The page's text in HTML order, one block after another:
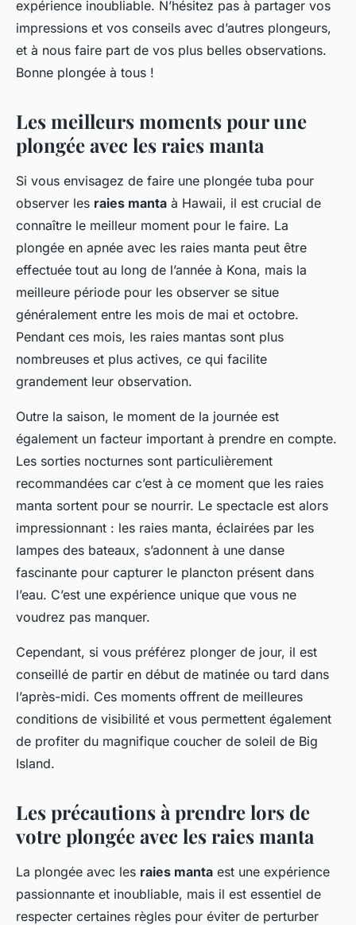
expérience inoubliable. N’hésitez pas à partager vos
impressions et vos conseils avec d’autres plongeurs,
et à nous faire part de vos plus belles observations.
Bonne plongée à tous !
Les meilleurs moments pour une
plongée avec les raies manta
Si vous envisagez de faire une plongée tuba pour
observer les raies manta à Hawaii, il est crucial de
connaître le meilleur moment pour le faire. La
plongée en apnée avec les raies manta peut être
effectuée tout au long de l’année à Kona, mais la
meilleure période pour les observer se situe
généralement entre les mois de mai et octobre.
Pendant ces mois, les raies mantas sont plus
nombreuses et plus actives, ce qui facilite
grandement leur observation.
Outre la saison, le moment de la journée est
également un facteur important à prendre en compte.
Les sorties nocturnes sont particulièrement
recommandées car c’est à ce moment que les raies
manta sortent pour se nourrir. Le spectacle est alors
impressionnant : les raies manta, éclairées par les
lampes des bateaux, s’adonnent à une danse
fascinante pour capturer le plancton présent dans
l’eau. C’est une expérience unique que vous ne
voudrez pas manquer.
Cependant, si vous préférez plonger de jour, il est
conseillé de partir en début de matinée ou tard dans
l’après-midi. Ces moments offrent de meilleures
conditions de visibilité et vous permettent également
de profiter du magnifique coucher de soleil de Big
Island.
Les précautions à prendre lors de
votre plongée avec les raies manta
La plongée avec les raies manta est une expérience
passionnante et inoubliable, mais il est essentiel de
respecter certaines règles pour éviter de perturber